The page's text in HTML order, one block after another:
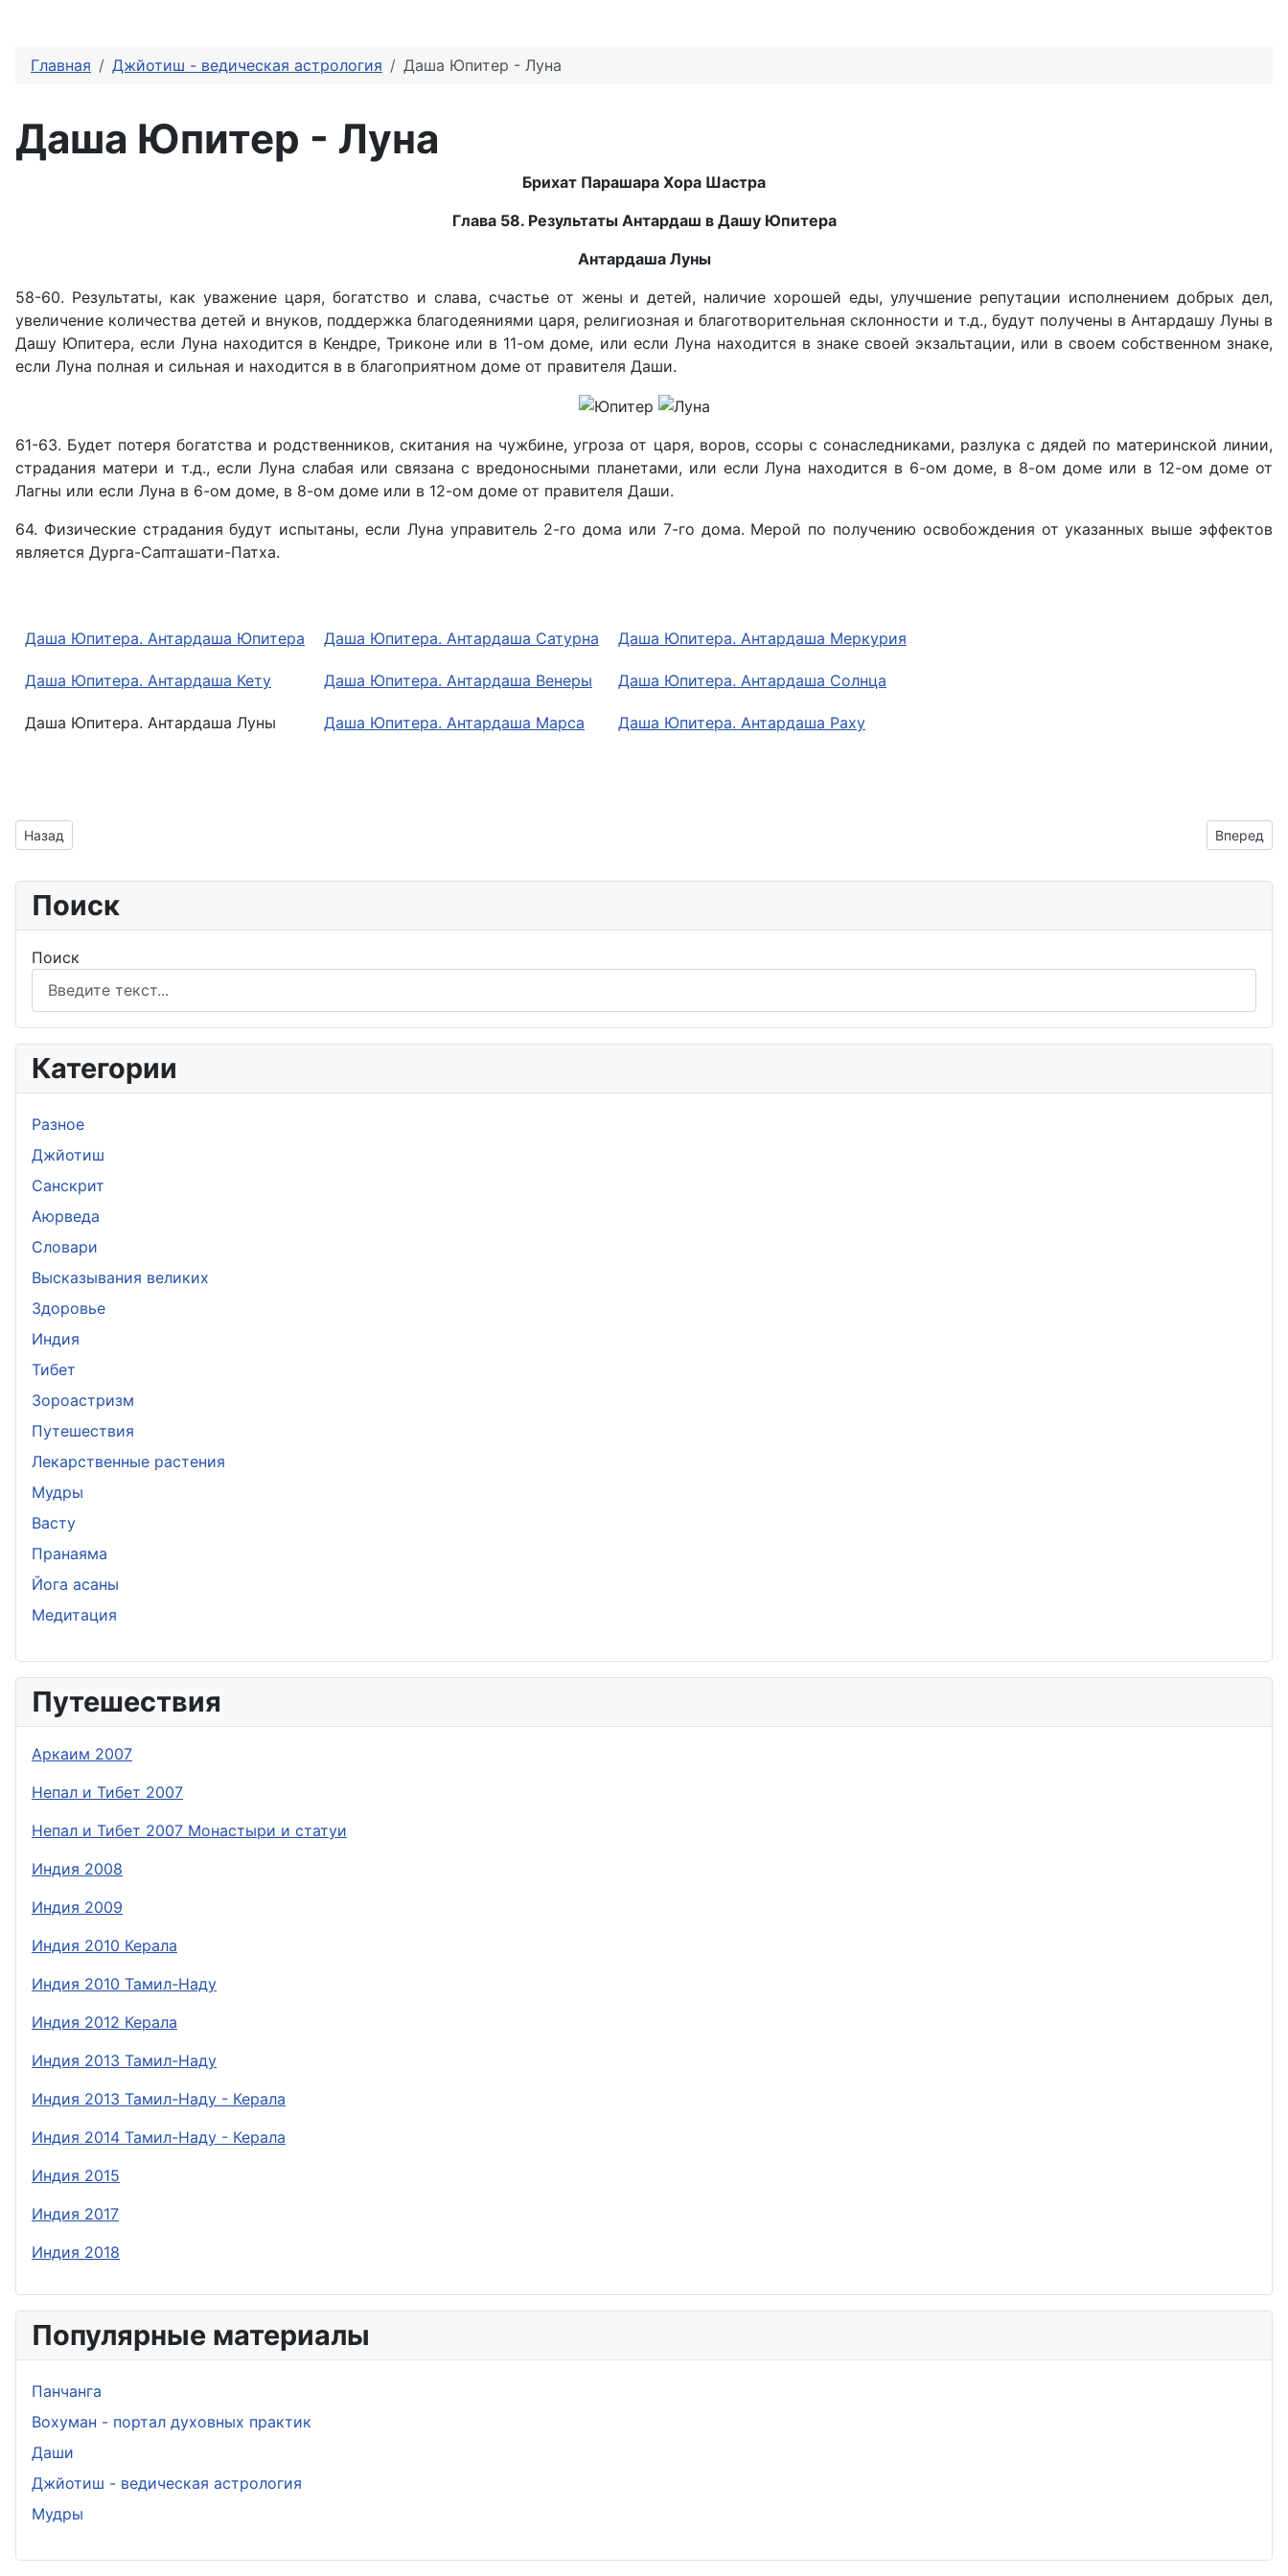
Главная Джйотиш - ведическая астрология Даша Юпитер - Луна
Даша Юпитер - Луна
Брихат Парашара Хора Шастра
Глава 58. Результаты Антардаш в Дашу Юпитера
Антардаша Луны
58-60. Результаты, как уважение царя, богатство и слава, счастье от жены и детей, наличие хорошей еды, улучшение репутации исполнением добрых дел,
увеличение количества детей и внуков, поддержка благодеяниями царя, религиозная и благотворительная склонности и т.д., будут получены в Антардашу Луны в
Дашу Юпитера, если Луна находится в Кендре, Триконе или в 11-ом доме, или если Луна находится в знаке своей экзальтации, или в своем собственном знаке,
если Луна полная и сильная и находится в в благоприятном доме от правителя Даши.
61-63. Будет потеря богатства и родственников, скитания на чужбине, угроза от царя, воров, ссоры с сонаследниками, разлука с дядей по материнской линии,
страдания матери и т.д., если Луна слабая или связана с вредоносными планетами, или если Луна находится в 6-ом доме, в 8-ом доме или в 12-ом доме от
Лагны или если Луна в 6-ом доме, в 8-ом доме или в 12-ом доме от правителя Даши.
64. Физические страдания будут испытаны, если Луна управитель 2-го дома или 7-го дома. Мерой по получению освобождения от указанных выше эффектов
является Дурга-Сапташати-Патха.
Даша Юпитера. Антардаша Юпитера Даша Юпитера. Антардаша Сатурна Даша Юпитера. Антардаша Меркурия
Даша Юпитера. Антардаша Кету Даша Юпитера. Антардаша Венеры Даша Юпитера. Антардаша Солнца
Даша Юпитера. Антардаша Луны Даша Юпитера. Антардаша Марса Даша Юпитера. Антардаша Раху
Предыдущий: Даша Юпитер - Марс
Назад Вперед
Поиск
Поиск
Категории
Разное
Джйотиш
Санскрит
Аюрведа
Словари
Высказывания великих
Здоровье
Индия
Тибет
Зороастризм
Путешествия
Лекарственные растения
Мудры
Васту
Пранаяма
Йога асаны
Медитация
Путешествия
Аркаим 2007
Непал и Тибет 2007
Непал и Тибет 2007 Монастыри и статуи
Индия 2008
Индия 2009
Индия 2010 Керала
Индия 2010 Тамил-Наду
Индия 2012 Керала
Индия 2013 Тамил-Наду
Индия 2013 Тамил-Наду - Керала
Индия 2014 Тамил-Наду - Керала
Индия 2015
Индия 2017
Индия 2018
Популярные материалы
Панчанга
Вохуман - портал духовных практик
Даши
Джйотиш - ведическая астрология
Мудры